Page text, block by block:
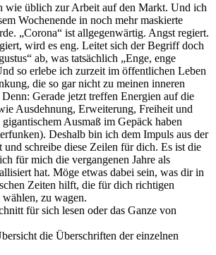
wie üblich zur Arbeit auf den Markt. Und ich
Wochenende in noch mehr maskierte
„Corona“ ist allgegenwärtig. Angst regiert.
wird es eng. Leitet sich der Begriff doch
ab, was tatsächlich „Enge, enge
so erlebe ich zurzeit im öffentlichen Leben
die so gar nicht zu meinen inneren
Gerade jetzt treffen Energien auf die
Ausdehnung, Erweiterung, Freiheit und
Ausmaß im Gepäck haben
Deshalb bin ich dem Impuls aus der
und schreibe diese Zeilen für dich. Es ist die
für mich die vergangenen Jahre als
hat. Möge etwas dabei sein, was dir in
Zeiten hilft, die für dich richtigen
zu wagen.
für sich lesen oder das Ganze von
die Überschriften der einzelnen